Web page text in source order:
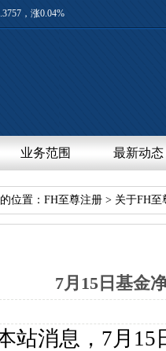
，涨0.04%
业务范围 最新动态
位置： FH至尊注册 > 关于FH至
7月15日基金
站消息，7月15